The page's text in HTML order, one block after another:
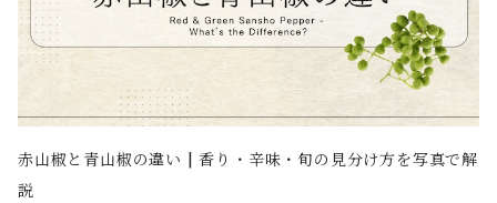
赤山椒と青山椒の違い | 香り・辛味・旬の見分け方を写真で解
説